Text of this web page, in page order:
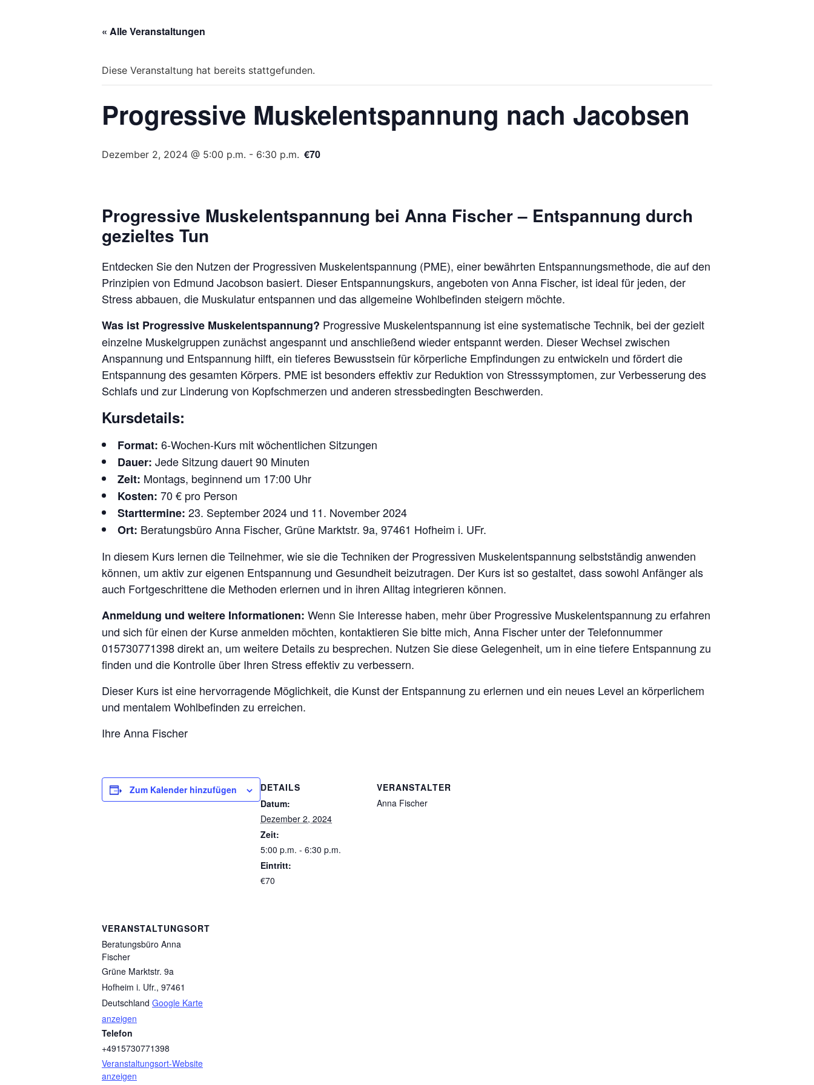
« Alle Veranstaltungen
Diese Veranstaltung hat bereits stattgefunden.
Progressive Muskelentspannung nach Jacobsen
Dezember 2, 2024 @ 5:00 p.m. - 6:30 p.m. €70
Progressive Muskelentspannung bei Anna Fischer – Entspannung durch
gezieltes Tun
Entdecken Sie den Nutzen der Progressiven Muskelentspannung (PME), einer bewährten Entspannungsmethode, die auf den
Prinzipien von Edmund Jacobson basiert. Dieser Entspannungskurs, angeboten von Anna Fischer, ist ideal für jeden, der
Stress abbauen, die Muskulatur entspannen und das allgemeine Wohlbefinden steigern möchte.
Was ist Progressive Muskelentspannung? Progressive Muskelentspannung ist eine systematische Technik, bei der gezielt
einzelne Muskelgruppen zunächst angespannt und anschließend wieder entspannt werden. Dieser Wechsel zwischen
Anspannung und Entspannung hilft, ein tieferes Bewusstsein für körperliche Empfindungen zu entwickeln und fördert die
Entspannung des gesamten Körpers. PME ist besonders effektiv zur Reduktion von Stresssymptomen, zur Verbesserung des
Schlafs und zur Linderung von Kopfschmerzen und anderen stressbedingten Beschwerden.
Kursdetails:
Format: 6-Wochen-Kurs mit wöchentlichen Sitzungen
Dauer: Jede Sitzung dauert 90 Minuten
Zeit: Montags, beginnend um 17:00 Uhr
Kosten: 70 € pro Person
Starttermine: 23. September 2024 und 11. November 2024
Ort: Beratungsbüro Anna Fischer, Grüne Marktstr. 9a, 97461 Hofheim i. UFr.
In diesem Kurs lernen die Teilnehmer, wie sie die Techniken der Progressiven Muskelentspannung selbstständig anwenden
können, um aktiv zur eigenen Entspannung und Gesundheit beizutragen. Der Kurs ist so gestaltet, dass sowohl Anfänger als
auch Fortgeschrittene die Methoden erlernen und in ihren Alltag integrieren können.
Anmeldung und weitere Informationen: Wenn Sie Interesse haben, mehr über Progressive Muskelentspannung zu erfahren
und sich für einen der Kurse anmelden möchten, kontaktieren Sie bitte mich, Anna Fischer unter der Telefonnummer
015730771398 direkt an, um weitere Details zu besprechen. Nutzen Sie diese Gelegenheit, um in eine tiefere Entspannung zu
finden und die Kontrolle über Ihren Stress effektiv zu verbessern.
Dieser Kurs ist eine hervorragende Möglichkeit, die Kunst der Entspannung zu erlernen und ein neues Level an körperlichem
und mentalem Wohlbefinden zu erreichen.
Ihre Anna Fischer
Zum Kalender hinzufügen
DETAILS
Datum:
Dezember 2, 2024
Zeit:
5:00 p.m. - 6:30 p.m.
Eintritt:
€70
VERANSTALTER
Anna Fischer
VERANSTALTUNGSORT
Beratungsbüro Anna
Fischer
Grüne Marktstr. 9a
Hofheim i. Ufr., 97461
Deutschland Google Karte
anzeigen
Telefon
+4915730771398
Veranstaltungsort-Website
anzeigen